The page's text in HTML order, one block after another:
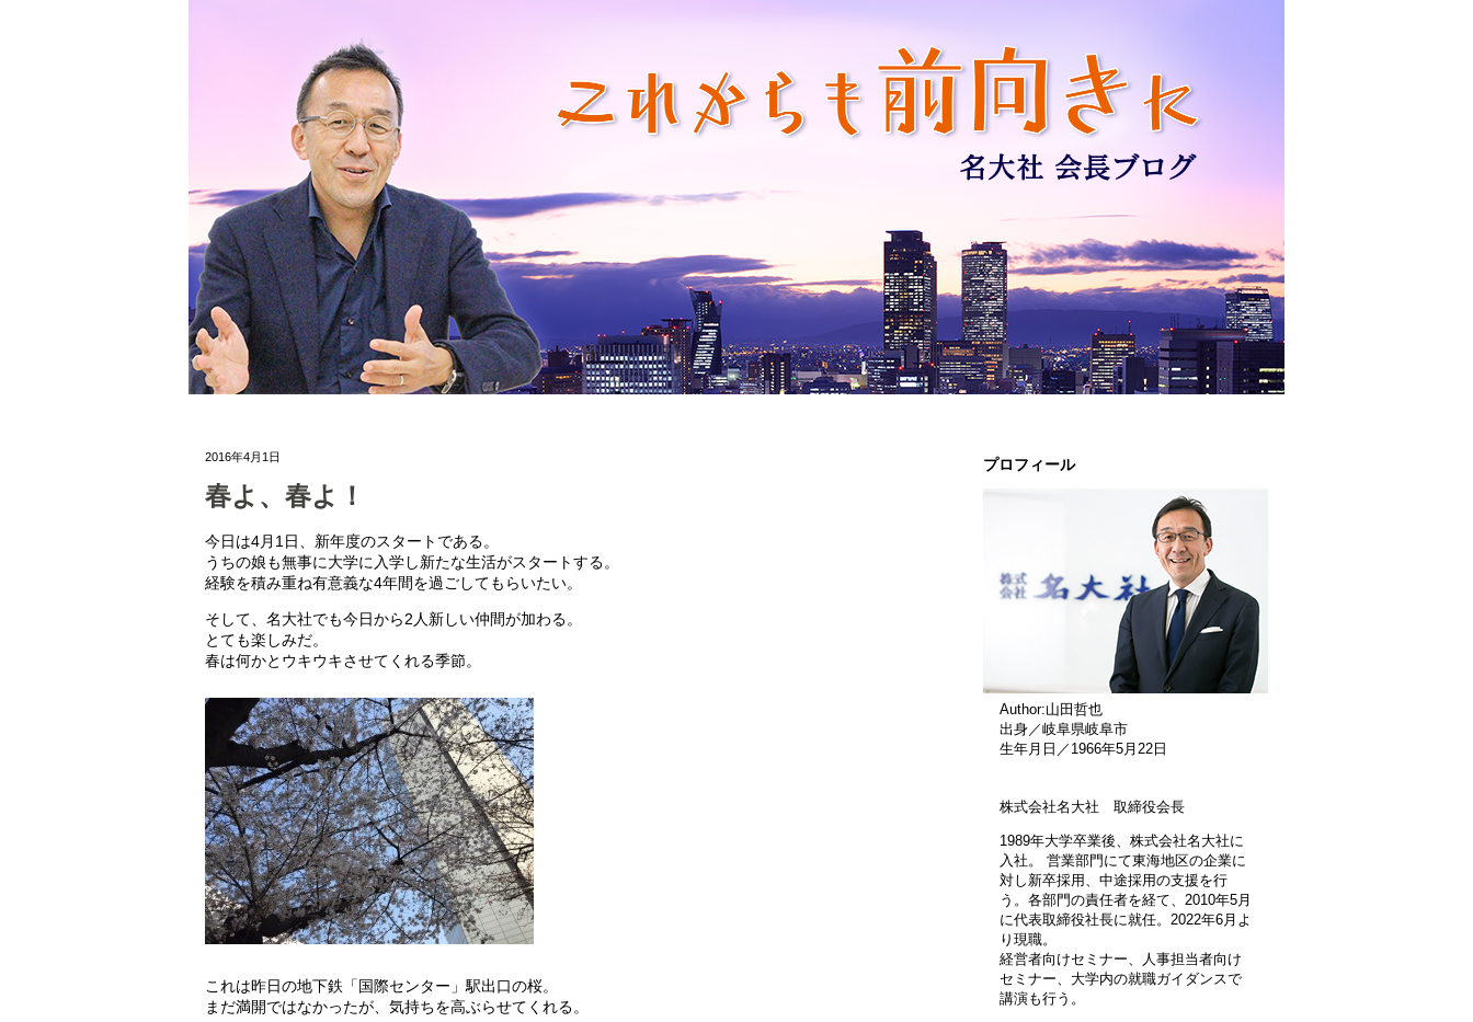
プロフィール
Author:山田哲也
出身／岐阜県岐阜市
生年月日／1966年5月22日
株式会社名大社 取締役会長
1989年大学卒業後、株式会社名大社に
入社。 営業部門にて東海地区の企業に
対し新卒採用、中途採用の支援を行
う。各部門の責任者を経て、2010年5月
に代表取締役社長に就任。2022年6月よ
り現職。
経営者向けセミナー、人事担当者向け
セミナー、大学内の就職ガイダンスで
講演も行う。
2016年4月1日
春よ、春よ！
今日は4月1日、新年度のスタートである。
うちの娘も無事に大学に入学し新たな生活がスタートする。
経験を積み重ね有意義な4年間を過ごしてもらいたい。
そして、名大社でも今日から2人新しい仲間が加わる。
とても楽しみだ。
春は何かとウキウキさせてくれる季節。
これは昨日の地下鉄「国際センター」駅出口の桜。
まだ満開ではなかったが、気持ちを高ぶらせてくれる。